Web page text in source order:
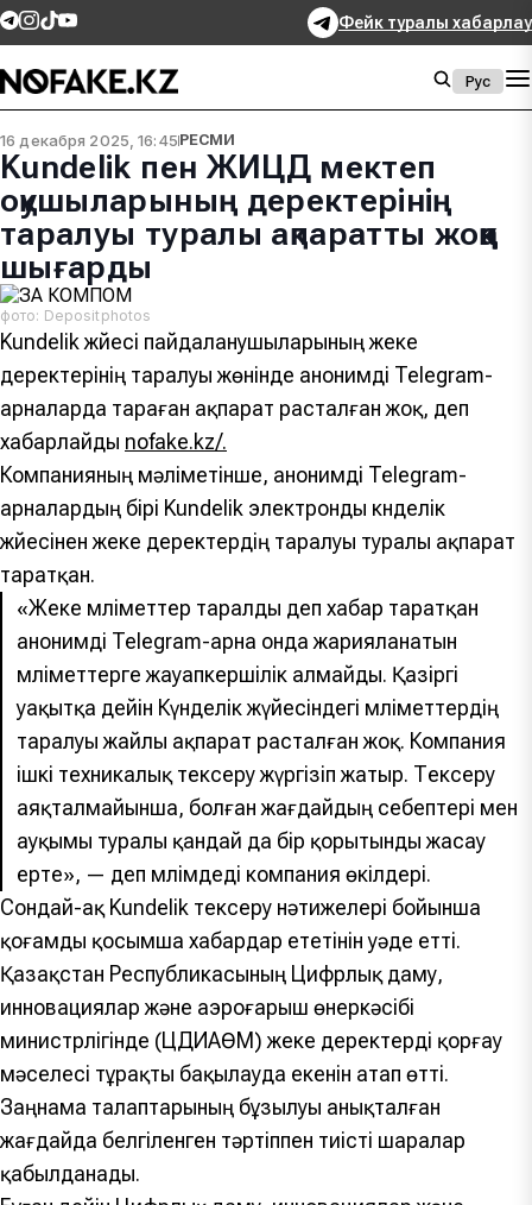
Фейк туралы хабарлау
Рус
16 декабря 2025, 16:45РЕСМИ
Kundelik пен ЖИЦД мектеп
оқушыларының деректерінің
таралуы туралы ақпаратты жоққа
шығарды
фото: Depositphotos
Kundelik жүйесі пайдаланушыларының жеке
деректерінің таралуы жөнінде анонимді Telegram-
арналарда тараған ақпарат расталған жоқ, деп
хабарлайды nofake.kz/.
Компанияның мәліметінше, анонимді Telegram-
арналардың бірі Kundelik электронды күнделік
жүйесінен жеке деректердің таралуы туралы ақпарат
таратқан.
«Жеке мәліметтер таралды деп хабар таратқан
анонимді Telegram-арна онда жарияланатын
мәліметтерге жауапкершілік алмайды. Қазіргі
уақытқа дейін Күнделік жүйесіндегі мәліметтердің
таралуы жайлы ақпарат расталған жоқ. Компания
ішкі техникалық тексеру жүргізіп жатыр. Тексеру
аяқталмайынша, болған жағдайдың себептері мен
ауқымы туралы қандай да бір қорытынды жасау
ерте», — деп мәлімдеді компания өкілдері.
Сондай-ақ Kundelik тексеру нәтижелері бойынша
қоғамды қосымша хабардар ететінін уәде етті.
Қазақстан Республикасының Цифрлық даму,
инновациялар және аэроғарыш өнеркәсібі
министрлігінде (ЦДИАӨМ) жеке деректерді қорғау
мәселесі тұрақты бақылауда екенін атап өтті.
Заңнама талаптарының бұзылуы анықталған
жағдайда белгіленген тәртіппен тиісті шаралар
қабылданады.